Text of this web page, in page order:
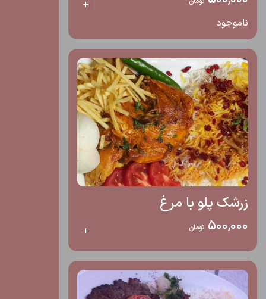
ناموجود
زرشک پلو با مرغ
500,000 تومان